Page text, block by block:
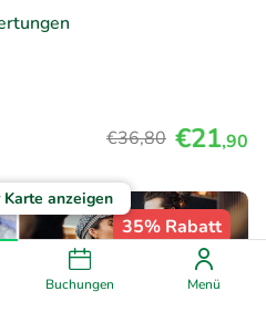
Buchungen Menü
anzeigen
€36,80 €21,90
35% Rabatt